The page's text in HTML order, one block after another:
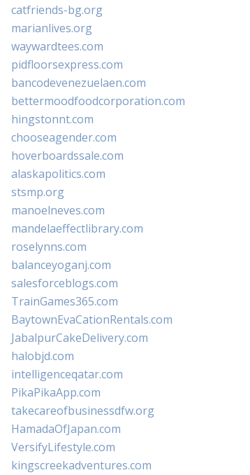
catfriends-bg.org
marianlives.org
waywardtees.com
pidfloorsexpress.com
bancodevenezuelaen.com
bettermoodfoodcorporation.com
hingstonnt.com
chooseagender.com
hoverboardssale.com
alaskapolitics.com
stsmp.org
manoelneves.com
mandelaeffectlibrary.com
roselynns.com
balanceyoganj.com
salesforceblogs.com
TrainGames365.com
BaytownEvaCationRentals.com
JabalpurCakeDelivery.com
halobjd.com
intelligenceqatar.com
PikaPikaApp.com
takecareofbusinessdfw.org
HamadaOfJapan.com
VersifyLifestyle.com
kingscreekadventures.com